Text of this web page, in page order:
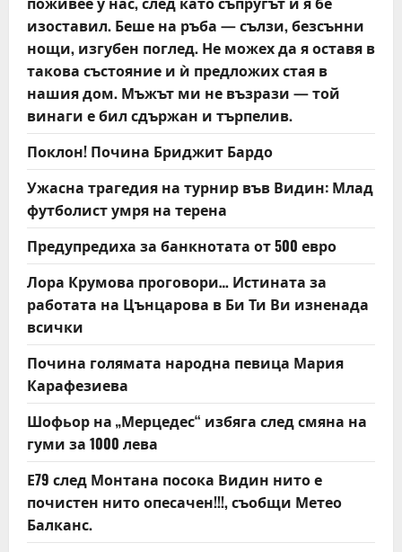
i
o
n
изоставил. Беше на ръба — сълзи, безсънни
нощи, изгубен поглед. Не можех да я оставя в
такова състояние и ѝ предложих стая в
нашия дом. Мъжът ми не възрази — той
винаги е бил сдържан и търпелив.
Поклон! Почина Бриджит Бардо
Ужасна трагедия на турнир във Видин: Млад
футболист умря на терена
Предупредиха за банкнотата от 500 евро
Лора Крумова проговори… Истината за
работата на Цънцарова в Би Ти Ви изненада
всички
Почина голямата народна певица Мария
Карафезиева
Шофьор на „Мерцедес“ избяга след смяна на
гуми за 1000 лева
Е79 след Монтана посока Видин нито е
почистен нито опесачен!!!, съобщи Метео
Балканс.